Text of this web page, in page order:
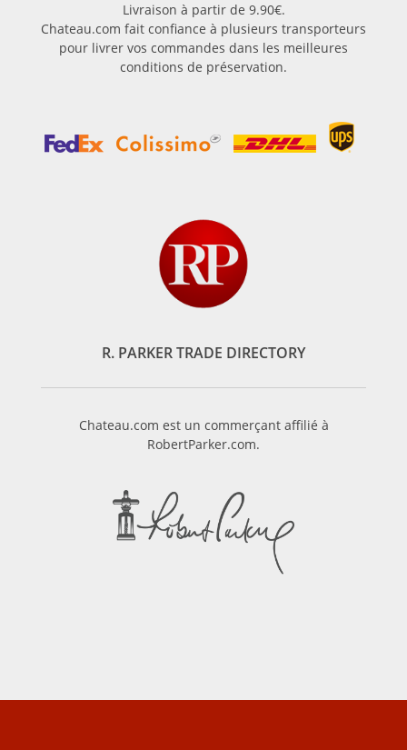
Livraison à partir de 9.90€.
Chateau.com fait confiance à plusieurs transporteurs
pour livrer vos commandes dans les meilleures
conditions de préservation.
R. PARKER TRADE DIRECTORY
Chateau.com est un commerçant affilié à
RobertParker.com.